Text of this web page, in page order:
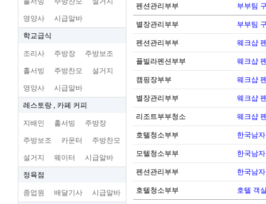
영양사 시급알바
학교급식
조리사 주방장 주방보조
홀서빙 주방찬모 설거지
영양사 시급알바
레스토랑 , 카페 커피
지배인 홀서빙 주방장
주방보조 카운터 주방찬모
설거지 웨이터 시급알바
정육점
종업원 배달기사 시급알바
펜션관리부부 부부팀
별장관리부부 부부팀
펜션관리부부 웨크샵
플빌라펜션부부 웨크샵
캠핑장부부 웨크샵
별장관리부부 웨크샵
리조트부부청소 웨크샵
호텔청소부부 한국남
모텔청소부부 한국남
펜션관리부부 한국남
호텔청소부부 호텔 객